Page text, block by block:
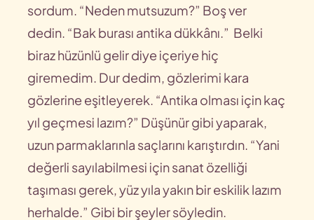
sordum. “Neden mutsuzum?” Boş ver
dedin. “Bak burası antika dükkânı.” Belki
biraz hüzünlü gelir diye içeriye hiç
giremedim. Dur dedim, gözlerimi kara
gözlerine eşitleyerek. “Antika olması için kaç
yıl geçmesi lazım?” Düşünür gibi yaparak,
uzun parmaklarınla saçlarını karıştırdın. “Yani
değerli sayılabilmesi için sanat özelliği
taşıması gerek, yüz yıla yakın bir eskilik lazım
herhalde.” Gibi bir şeyler söyledin.